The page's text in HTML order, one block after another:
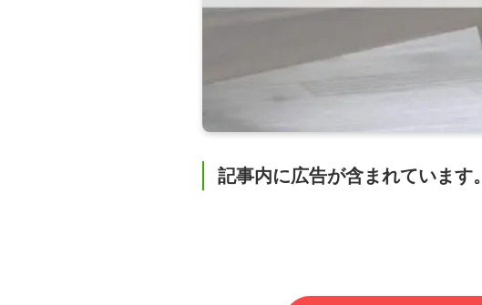
記事内に広告が含まれています。